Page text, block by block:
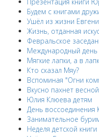
Будем с книгами
Ушёл из жизни
Жизнь, отданная
Февральское
Международный день
Мягкие лапки, а в
Кто сказал Мяу?
Вспоминая "Огни
Вкусно пахнет
Юлия Клюева детям
День воссоединения
Занимательное
Неделя детской